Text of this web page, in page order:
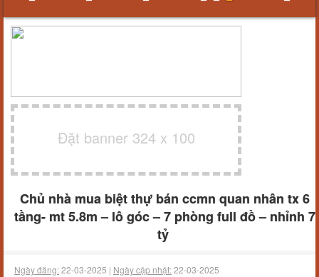
Đặt banner 324 x 100
Chủ nhà mua biệt thự bán ccmn quan nhân tx 6
tầng- mt 5.8m – lô góc – 7 phòng full đồ – nhỉnh 7
tỷ
Ngày đăng:22-03-2025 | Ngày cập nhật:22-03-2025